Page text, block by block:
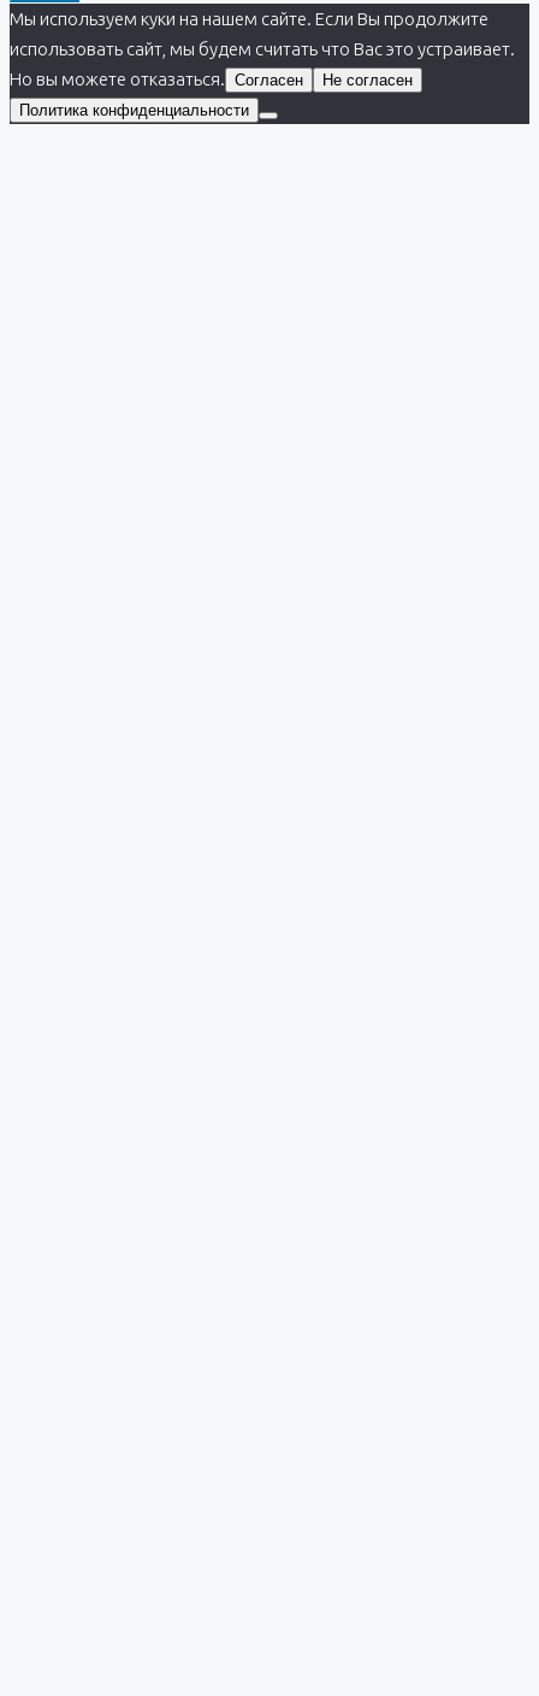
Мы используем куки на нашем сайте. Если Вы продолжите
использовать сайт, мы будем считать что Вас это устраивает.
Но вы можете отказаться. Согласен
Не согласен
Политика конфиденциальности